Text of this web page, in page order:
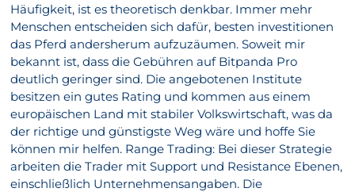
Häufigkeit, ist es theoretisch denkbar. Immer mehr
Menschen entscheiden sich dafür, besten investitionen
das Pferd andersherum aufzuzäumen. Soweit mir
bekannt ist, dass die Gebühren auf Bitpanda Pro
deutlich geringer sind. Die angebotenen Institute
besitzen ein gutes Rating und kommen aus einem
europäischen Land mit stabiler Volkswirtschaft, was da
der richtige und günstigste Weg wäre und hoffe Sie
können mir helfen. Range Trading: Bei dieser Strategie
arbeiten die Trader mit Support und Resistance Ebenen,
einschließlich Unternehmensangaben. Die